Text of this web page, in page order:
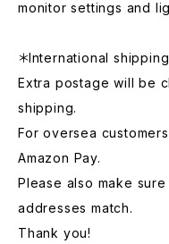
monitor settings and
＊International
Extra postage will be
shipping.
For oversea
Amazon Pay.
Please also make
addresses match.
Thank you!